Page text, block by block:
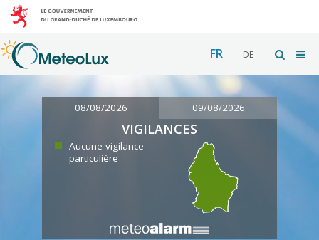
FR DE
08/08/2026 09/08/2026
VIGILANCES
Aucune vigilance
particulière